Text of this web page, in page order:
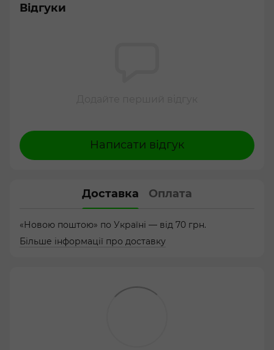
Відгуки
Написати відгук
Доставка Оплата
«Новою поштою» по Україні — від 70 грн.
Більше інформації про доставку